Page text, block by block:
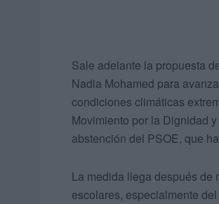
Sale adelante la propuesta
Nadia Mohamed para
condiciones climáticas
Movimiento por la Dignidad
abstención del PSOE, que
La medida llega después de
escolares, especialmente del